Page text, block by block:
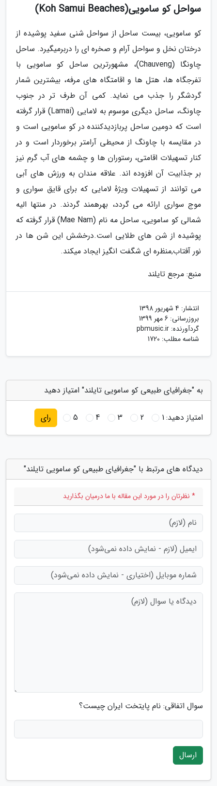
سواحل کو سامویی(Koh Samui Beaches)
کو سامویی، بیست ساحل از سواحل شنی سفید پوشیده از
درختان نخل و سواحل آرام و صخره ای را دربرمیگیرد. ساحل
چاونگا (Chauveng)، مشهورترین ساحل کو سامویی با
تفرجگاه ها، هتل ها و اقامتگاه های مرفه، بیشترین شمار
گردشگر را جذب می نماید. کمی آن طرف تر در جنوب
چاونگ، ساحل دیگری موسوم به لامایی (Lamai) قرار گرفته
است که دومین ساحل پربازدیدکننده در کو سامویی است و
در مقایسه با چاونگ از محیطی آرامتر برخوردار است و در
کنار تسهیلات اقامتی، رستوران ها و چشمه های آب گرم نیز
بر جذابیت آن افزوده اند. علاقه مندان به ورزش های آبی
می توانند از تسهیلات ویژهٔ لامایی که برای قایق سواری و
موج سواری ارائه می گردد، بهرهمند گردند. در منتها الیه
شمالی کو سامویی، ساحل مه نام (Mae Nam) قرار گرفته که
پوشیده از شن های طلایی است.درخشش این شن ها در
نور آفتاب,منظره ای شگفت انگیز ایجاد میکند.
منبع: مرجع تایلند
انتشار: 4 شهریور 1398
بروزرسانی: 6 مهر 1399
گردآورنده: pbmusic.ir
شناسه مطلب: 1720
به "جغرافیای طبیعی کو سامویی تایلند" امتیاز دهید
امتیاز دهید:1
2
3
4
5 رای
دیدگاه های مرتبط با "جغرافیای طبیعی کو سامویی تایلند"
* نظرتان را در مورد این مقاله با ما درمیان بگذارید
سوال اتفاقی: نام پایتخت ایران چیست؟
ارسال